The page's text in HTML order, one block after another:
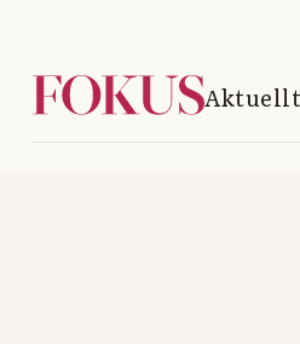
Aktuellt